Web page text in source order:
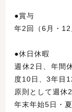
●賞
年2回（6月・12
●休日
週休2日、年間
度10日、3年目
原則として週休
年末年始5日・